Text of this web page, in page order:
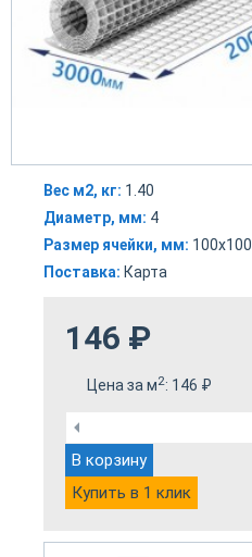
Вес м2, кг: 1.40
Диаметр, мм: 4
Размер ячейки, мм: 100х100
Поставка: Карта
146 ₽
Цена за м2: 146 ₽
В корзину
Купить в 1 клик